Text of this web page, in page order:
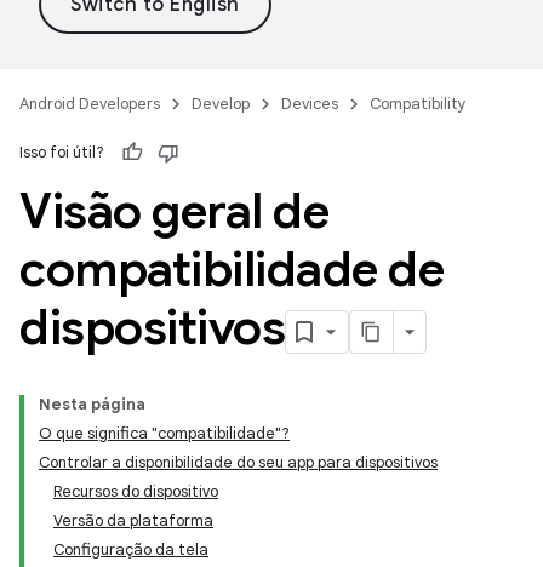
Android Developers Develop Devices Compatibility
Isso foi útil?
Visão geral de
compatibilidade de
dispositivos
Nesta página
O que significa "compatibilidade"?
Controlar a disponibilidade do seu app para dispositivos
Recursos do dispositivo
Versão da plataforma
Configuração da tela